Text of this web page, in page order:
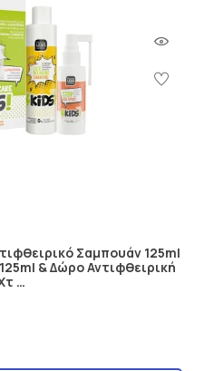
Σαμπουάν 125ml
& Δώρο Αντιφθειρική
…